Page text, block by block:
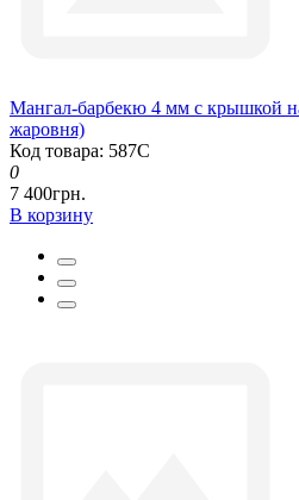
Мангал-барбекю 4 мм с крышкой
жаровня)
Код товара: 587С
0
7 400грн.
В корзину